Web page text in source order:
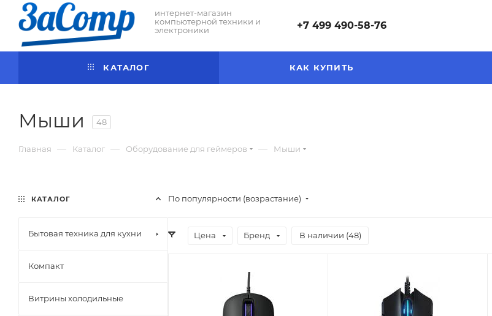
интернет-магазин
компьютерной техники и
электроники
+7 499 490-58-76
КАТАЛОГ КАК КУПИТЬ
Мыши 48
Главная — Каталог — Оборудование для геймеров — Мыши
По популярности (возрастание)
Цена Бренд В наличии (48)
КАТАЛОГ
Бытовая техника для кухни
Компакт
Витрины холодильные